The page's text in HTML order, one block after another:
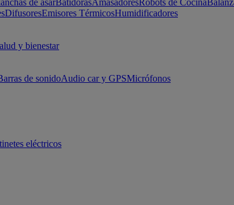
de asarBatidorasAmasadoresRobots de Cocina
DifusoresEmisores TérmicosHumidificadores
y bienestar
de sonidoAudio car y GPSMicrófonos
eléctricos